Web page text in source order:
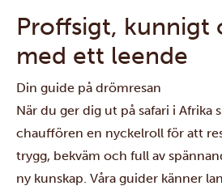
Proffsigt, kunnigt
med ett leende
Din guide på drömresan
När du ger dig ut på safari i Afrika
chauffören en nyckelroll för att
trygg, bekväm och full av
ny kunskap. Våra guider känner